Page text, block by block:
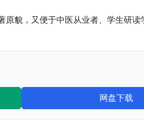
貌，又便于中医从业者、学生研读
网盘下载